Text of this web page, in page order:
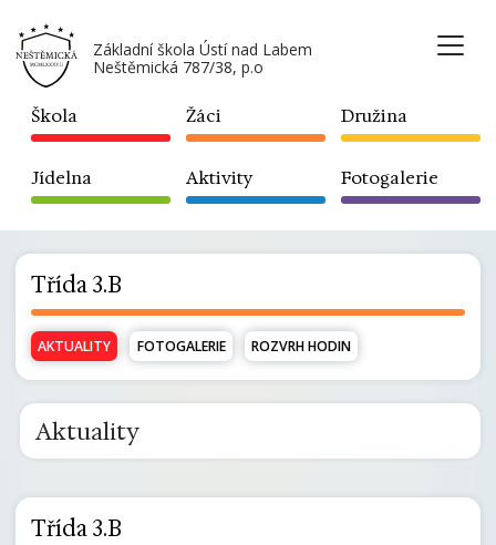
Základní škola Ústí nad Labem
Neštěmická 787/38, p.o
Škola Žáci Družina
Jídelna Aktivity Fotogalerie
Třída 3.B
AKTUALITY FOTOGALERIE ROZVRH HODIN
Aktuality
Třída 3.B